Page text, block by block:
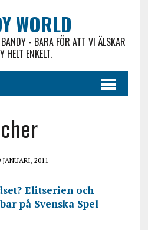
WORLD
- BARA FÖR ATT VI ÄLSKAR
HELT ENKELT.
JANUARI, 2011
Elitserien och
på Svenska Spel